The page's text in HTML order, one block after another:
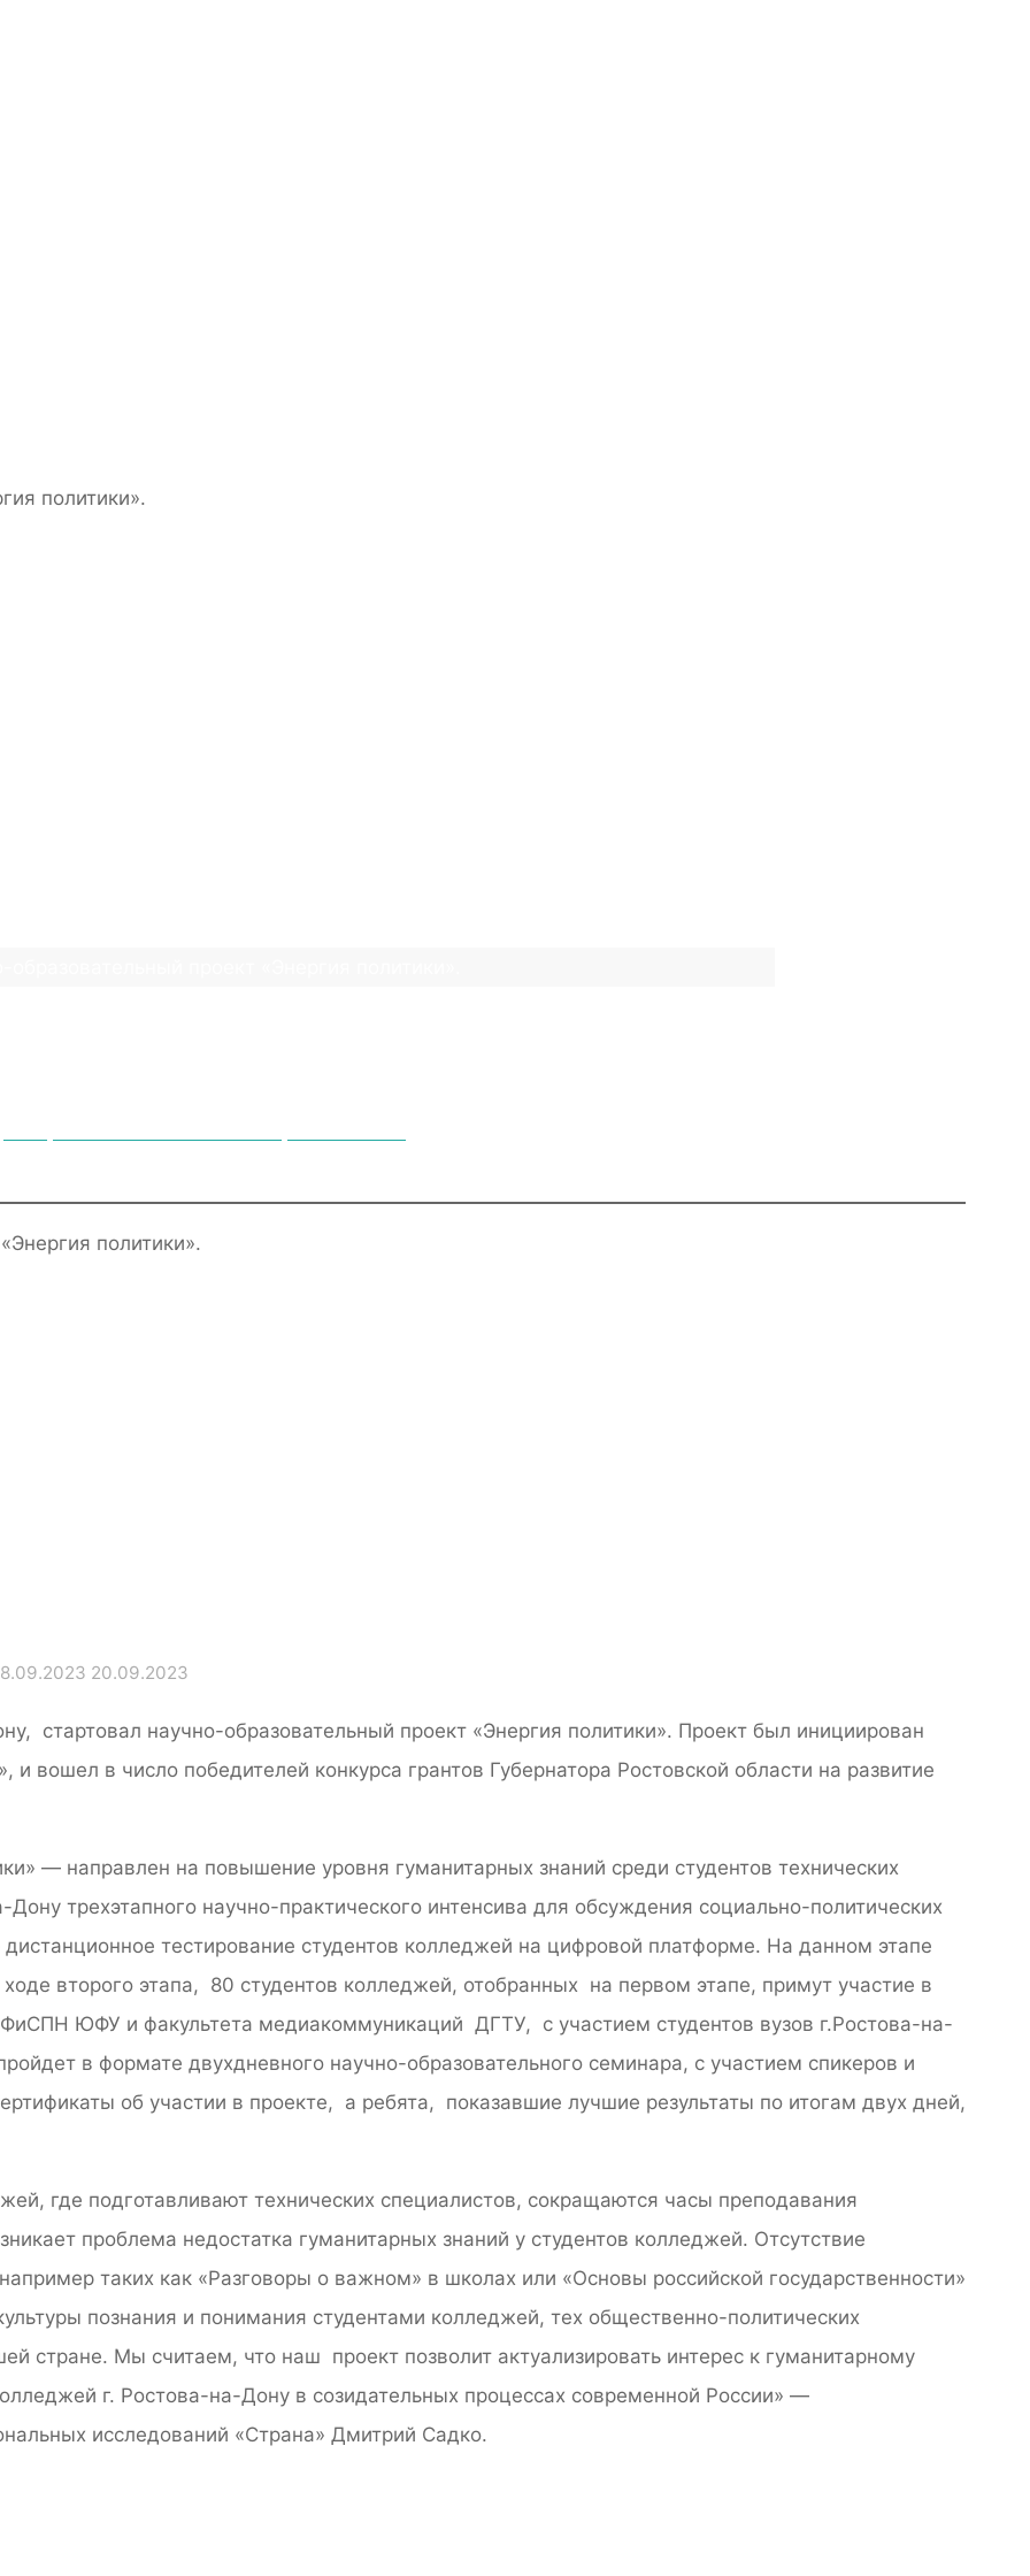
ПОЛИТИКИ».
20.09.2023
стартовал научно-образовательный проект «Энергия политики». Проект был инициирован
вошел в число победителей конкурса грантов Губернатора Ростовской области на развитие
— направлен на повышение уровня гуманитарных знаний среди студентов технических
трехэтапного научно-практического интенсива для обсуждения социально-политических
тестирование студентов колледжей на цифровой платформе. На данном этапе
второго этапа, 80 студентов колледжей, отобранных на первом этапе, примут участие в
ЮФУ и факультета медиакоммуникаций ДГТУ, с участием студентов вузов г.Ростова-на-
в формате двухдневного научно-образовательного семинара, с участием спикеров и
об участии в проекте, а ребята, показавшие лучшие результаты по итогам двух дней,
где подготавливают технических специалистов, сокращаются часы преподавания
проблема недостатка гуманитарных знаний у студентов колледжей. Отсутствие
таких как «Разговоры о важном» в школах или «Основы российской государственности»
познания и понимания студентами колледжей, тех общественно-политических
стране. Мы считаем, что наш проект позволит актуализировать интерес к гуманитарному
г. Ростова-на-Дону в созидательных процессах современной России» —
исследований «Страна» Дмитрий Садко.